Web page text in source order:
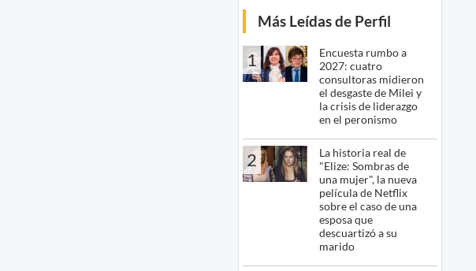
Más Leídas de Perfil
1
Encuesta rumbo a
2027: cuatro
consultoras midieron
el desgaste de Milei y
la crisis de liderazgo
en el peronismo
2
La historia real de
"Elize: Sombras de
una mujer", la nueva
película de Netflix
sobre el caso de una
esposa que
descuartizó a su
marido